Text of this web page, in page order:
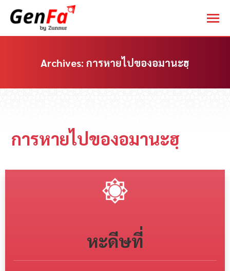
Archives: การหายไปของอมานะฮฺ
การหายไปของอมานะฮฺ
หะดีษที่